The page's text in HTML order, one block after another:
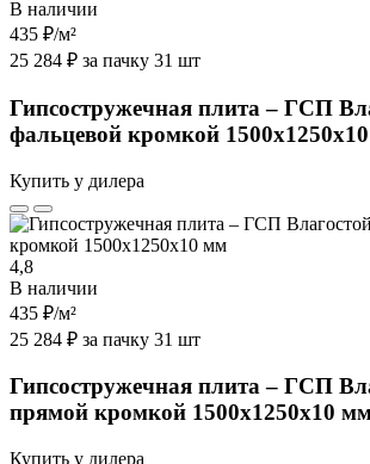
В наличии
435 ₽/м²
25 284 ₽ за пачку 31 шт
Гипсостружечная плита – ГСП
фальцевой кромкой
Купить у дилера
4,8
В наличии
435 ₽/м²
25 284 ₽ за пачку 31 шт
Гипсостружечная плита – ГСП
прямой кромкой 1500х1250х10
Купить у дилера